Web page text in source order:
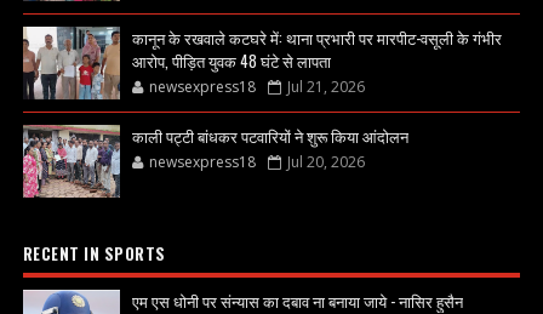
कानून के रखवाले कटघरे में: थाना प्रभारी पर मारपीट-वसूली के गंभीर
आरोप, पीड़ित युवक 48 घंटे से लापता
newsexpress18 Jul 21, 2026
काली पट्टी बांधकर पटवारियों ने शुरू किया आंदोलन
newsexpress18 Jul 20, 2026
RECENT IN SPORTS
एम एस धोनी पर संन्यास का दबाव ना बनाया जाये - नासिर हुसैन